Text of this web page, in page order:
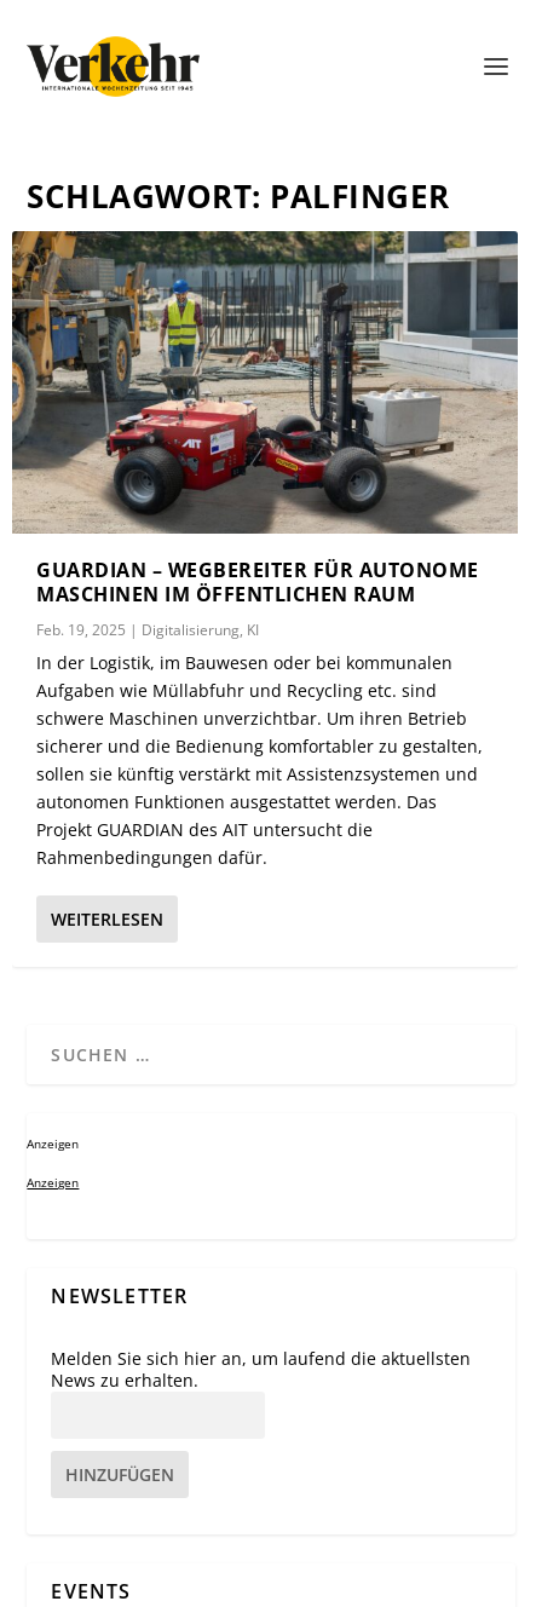
SCHLAGWORT: PALFINGER
GUARDIAN – WEGBEREITER FÜR AUTONOME
MASCHINEN IM ÖFFENTLICHEN RAUM
Feb. 19, 2025 | Digitalisierung, KI
In der Logistik, im Bauwesen oder bei kommunalen
Aufgaben wie Müllabfuhr und Recycling etc. sind
schwere Maschinen unverzichtbar. Um ihren Betrieb
sicherer und die Bedienung komfortabler zu gestalten,
sollen sie künftig verstärkt mit Assistenzsystemen und
autonomen Funktionen ausgestattet werden. Das
Projekt GUARDIAN des AIT untersucht die
Rahmenbedingungen dafür.
WEITERLESEN
Anzeigen
Anzeigen
NEWSLETTER
Melden Sie sich hier an, um laufend die aktuellsten
News zu erhalten.
HINZUFÜGEN
EVENTS